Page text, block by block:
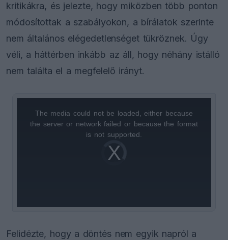
kritikákra, és jelezte, hogy miközben több ponton
módosítottak a szabályokon, a bírálatok szerinte
nem általános elégedetlenséget tükröznek. Úgy
véli, a háttérben inkább az áll, hogy néhány istálló
nem találta el a megfelelő irányt.
Video
Player
loading.
The media could not be loaded, either because
the server or network failed or because the format
is not supported.
Felidézte, hogy a döntés nem egyik napról a